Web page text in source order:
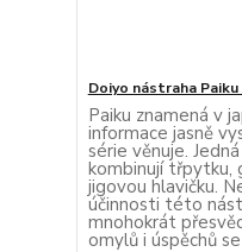
Doiyo nástraha
Paiku znamená v
informace jasně
série věnuje.
kombinují třpytku,
jigovou hlavičku.
účinnosti této
mnohokrát
omylů i úspěchů se